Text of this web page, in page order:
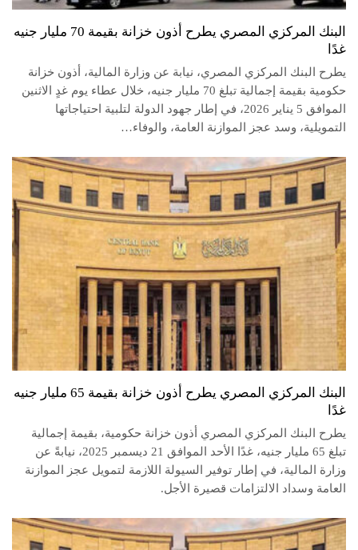
البنك المركزي المصري يطرح أذون خزانة بقيمة 70 مليار جنيه
غدًا
يطرح البنك المركزي المصري، نيابة عن وزارة المالية، أذون خزانة
حكومية بقيمة إجمالية تبلغ 70 مليار جنيه، خلال عطاء يوم غدٍ الاثنين
الموافق 5 يناير 2026، في إطار جهود الدولة لتلبية احتياجاتها
التمويلية، وسد عجز الموازنة العامة، والوفاء…
البنك المركزي المصري يطرح أذون خزانة بقيمة 65 مليار جنيه
غدًا
يطرح البنك المركزي المصري أذون خزانة حكومية، بقيمة إجمالية
تبلغ 65 مليار جنيه، غدًا الأحد الموافق 21 ديسمبر 2025، نيابةً عن
وزارة المالية، في إطار توفير السيولة اللازمة لتمويل عجز الموازنة
العامة وسداد الالتزامات قصيرة الأجل.